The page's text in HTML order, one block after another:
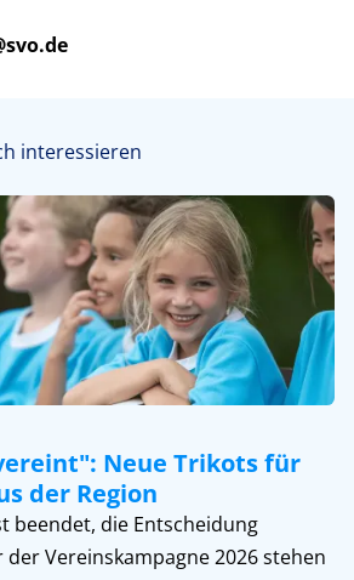
interessieren
Neue Trikots für
der Region
beendet, die Entscheidung
der Vereinskampagne 2026 stehen